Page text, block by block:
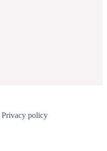
Privacy policy